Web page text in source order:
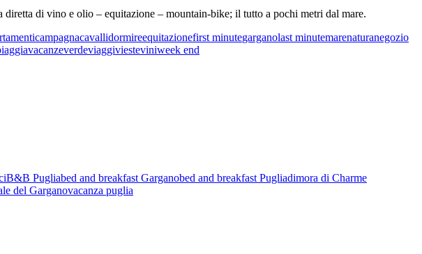
di vino e olio – equitazione – mountain-bike; il tutto a pochi metri dal mare.
campagnacavallidormireequitazionefirst minutegarganolast minutemarenaturanegozio
vacanzeverdeviaggiviesteviniweek end
B&B Pugliabed and breakfast Garganobed and breakfast Pugliadimora di Charme
del Garganovacanza puglia